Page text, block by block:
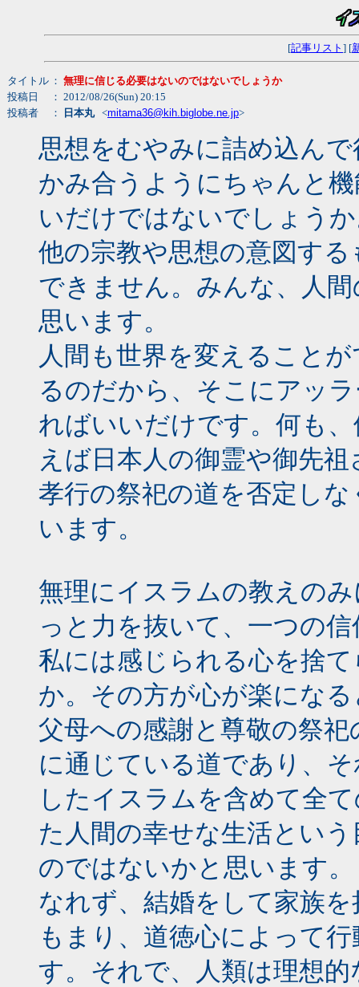
[記事リスト ] [
タイトル ： 無理に信じる必要はないのではないでしょうか
投稿日
： 2012/08/26(Sun) 20:15
投稿者
： 日本丸<mitama36@kih.biglobe.ne.jp>
思想をむやみに詰め込ん
かみ合うようにちゃんと
いだけではないでしょう
他の宗教や思想の意図す
できません。みんな、人
思います。
人間も世界を変えること
るのだから、そこにアッ
ればいいだけです。何も
えば日本人の御霊や御先
孝行の祭祀の道を否定し
います。
無理にイスラムの教えの
っと力を抜いて、一つの
私には感じられる心を捨
か。その方が心が楽にな
父母への感謝と尊敬の祭
に通じている道であり、
したイスラムを含めて全
た人間の幸せな生活とい
のではないかと思います
なれず、結婚をして家族
もまり、道徳心によって
す。それで、人類は理想